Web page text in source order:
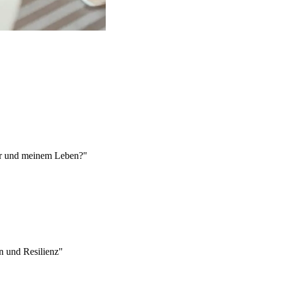
und meinem Leben?"
und Resilienz"